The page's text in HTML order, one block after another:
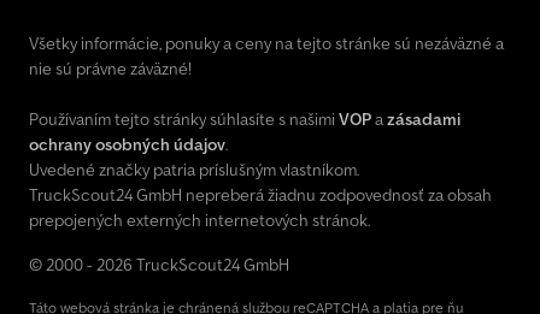
Všetky informácie, ponuky a ceny na tejto stránke sú nezáväzné a
nie sú právne záväzné!
Používaním tejto stránky súhlasíte s našimi VOPazásadami
ochrany osobných údajov.
Uvedené značky patria príslušným vlastníkom.
TruckScout24 GmbH nepreberá žiadnu zodpovednosť za obsah
prepojených externých internetových stránok.
© 2000 - 2026 TruckScout24 GmbH
Táto webová stránka je chránená službou reCAPTCHA a platia pre ňu